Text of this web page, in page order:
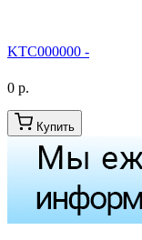
KTC000000 -
0 р.
Купить